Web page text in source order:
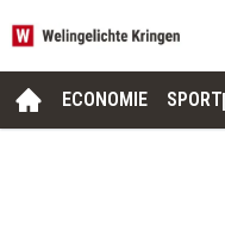
ECONOMIE SPORT